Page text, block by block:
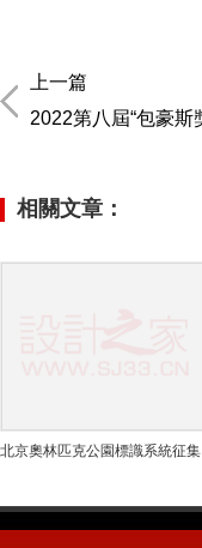
上一篇
2022第八屆“包豪斯
相關文章：